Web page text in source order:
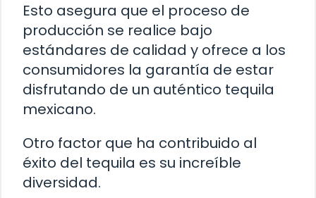
Esto asegura que el proceso de
producción se realice bajo
estándares de calidad y ofrece a los
consumidores la garantía de estar
disfrutando de un auténtico tequila
mexicano.
Otro factor que ha contribuido al
éxito del tequila es su increíble
diversidad.